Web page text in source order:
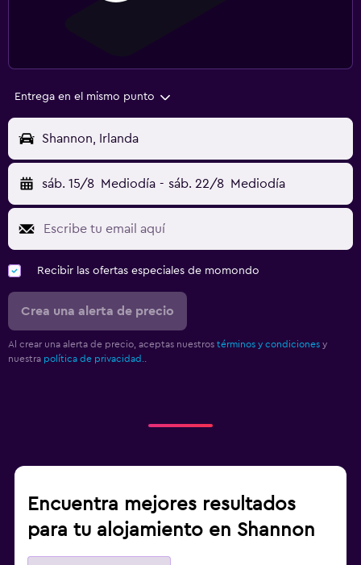
Entrega en el mismo punto
Shannon, Irlanda
sáb. 15/8 Mediodía - sáb. 22/8 Mediodía
Recibir las ofertas especiales de momondo
Crea una alerta de precio
Al crear una alerta de precio, aceptas nuestros términos y condiciones y
nuestra política de privacidad..
Encuentra mejores resultados
para tu alojamiento en Shannon